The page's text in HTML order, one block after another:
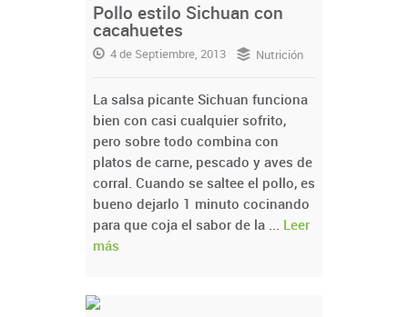
Pollo estilo Sichuan con
cacahuetes
4 de Septiembre, 2013 Nutrición
La salsa picante Sichuan funciona
bien con casi cualquier sofrito,
pero sobre todo combina con
platos de carne, pescado y aves de
corral. Cuando se saltee el pollo, es
bueno dejarlo 1 minuto cocinando
para que coja el sabor de la ... Leer
más